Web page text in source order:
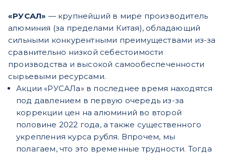
«РУСАЛ» — крупнейший в мире производитель
алюминия (за пределами Китая), обладающий
сильными конкурентными преимуществами из-за
сравнительно низкой себестоимости
производства и высокой самообеспеченности
сырьевыми ресурсами.
Акции «РУСАЛа» в последнее время находятся
под давлением в первую очередь из-за
коррекции цен на алюминий во второй
половине 2022 года, а также существенного
укрепления курса рубля. Впрочем, мы
полагаем, что это временные трудности. Тогда